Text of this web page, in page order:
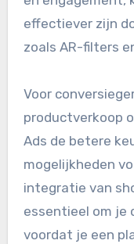
effectiever zijn
zoals AR-filters
Voor
productverkoop
Ads de betere
mogelijkheden
integratie van
essentieel om je
voordat je een